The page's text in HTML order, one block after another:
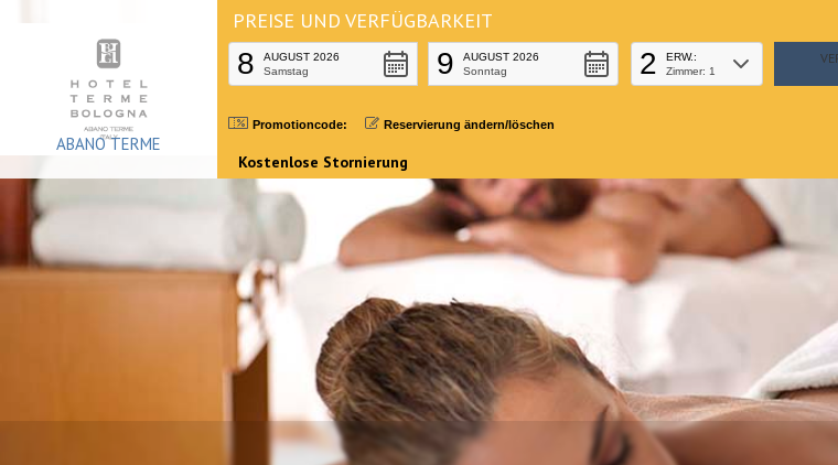
springen
ABANO TERME
PREISE UND VERFÜGBARKEIT
8
AUGUST 2026
Samstag
9
AUGUST 2026
Sonntag
2
ERW.:
Zimmer: 1
Promotioncode: Reservierung ändern/löschen
Kostenlose Stornierung